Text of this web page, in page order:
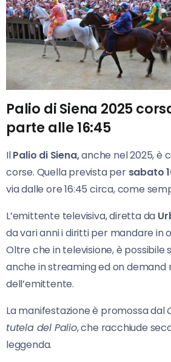
Palio di Siena 2025
parte alle 16:45
IlPalio di Siena,anche nel 2025, è
corse. Quella prevista per sabato
via dalle ore 16:45 circa, come
L’emittente televisiva, diretta da
da vari anni i diritti per mandare in
Oltre che in televisione, è possibile
anche in streaming ed on demand
dell’emittente.
La manifestazione è promossa dal
tutela del Palio, che racchiude
leggenda.